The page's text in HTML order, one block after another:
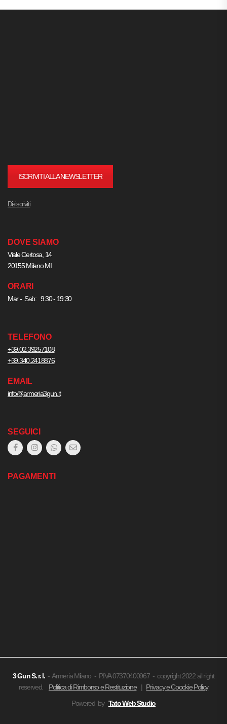
ISCRIVITI ALLA NEWSLETTER
Disiscriviti
DOVE SIAMO
Viale Certosa, 14
20155 Milano MI
ORARI
Mar - Sab: 9:30 - 19:30
TELEFONO
+39.02.39257108
+39.340.2418876
EMAIL
info@armeria3gun.it
SEGUICI
PAGAMENTI
3 GunS. r. l. - Armeria Milano - P.IVA 07370400967 - copyright 2022 all right
reserved. Politica di Rimborso e Restituzione| Privacy e Coockie Policy
Powered by Tato Web Studio